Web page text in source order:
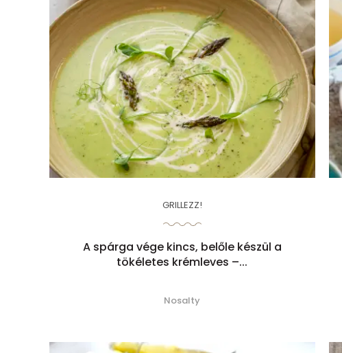
GRILLEZZ!
A spárga vége kincs, belőle készül a
tökéletes krémleves –...
Nosalty